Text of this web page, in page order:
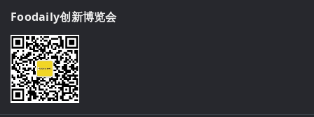
Foodaily创新博览会